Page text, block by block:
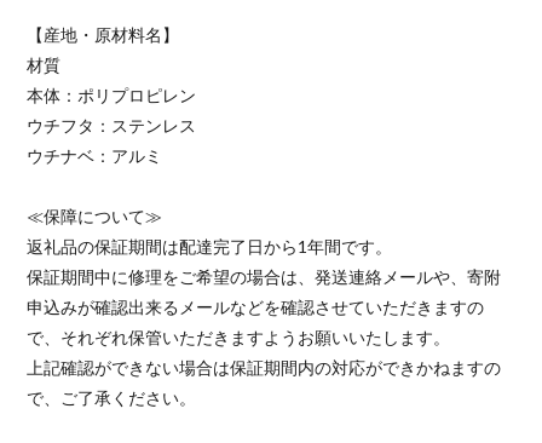
【産地・原材料名】
材質
本体：ポリプロピレン
ウチフタ：ステンレス
ウチナベ：アルミ
≪保障について≫
返礼品の保証期間は配達完了日から1年間です。
保証期間中に修理をご希望の場合は、発送連絡メールや、寄附
申込みが確認出来るメールなどを確認させていただきますの
で、それぞれ保管いただきますようお願いいたします。
上記確認ができない場合は保証期間内の対応ができかねますの
で、ご了承ください。